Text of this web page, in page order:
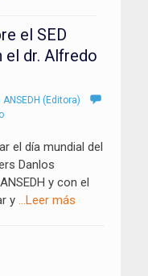
el SED
el dr. Alfredo
ANSEDH (Editora)
el día mundial del
Danlos
y con el
y …Leer más